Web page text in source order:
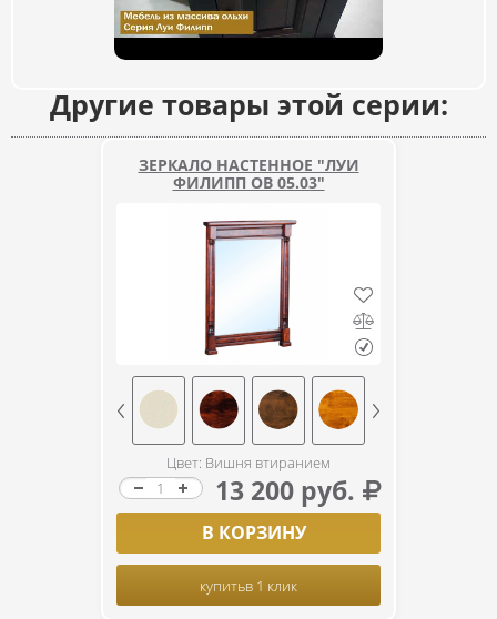
Другие товары этой серии:
ЗЕРКАЛО НАСТЕННОЕ "ЛУИ
ФИЛИПП ОВ 05.03"
Цвет: Вишня втиранием
13 200 руб.
В КОРЗИНУ
купитьв 1 клик